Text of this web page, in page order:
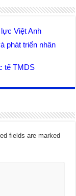
Việt Anh
phát triển nhân
tế TMDS
fields are marked